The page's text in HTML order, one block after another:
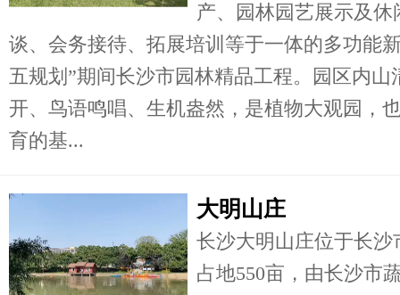
产、园林园艺展示及
谈、会务接待、拓展培训等于一体的多功能
五规划”期间长沙市园林精品工程。园区内
开、鸟语鸣唱、生机盎然，是植物大观园，
育的基...
大明山庄
长沙大明山庄位于长
占地550亩，由长沙市